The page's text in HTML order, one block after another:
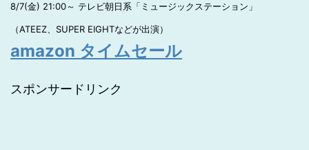
8/7(金) 21:00～ テレビ朝日系「ミュージックステーション」
（ATEEZ、SUPER EIGHTなどが出演）
amazon タイムセール
スポンサードリンク